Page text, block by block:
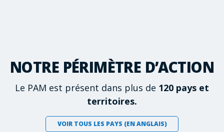
NOTRE PÉRIMÈTRE D’ACTION
Le PAM est présent dans plus de 120 pays et
territoires.
VOIR TOUS LES PAYS (EN ANGLAIS)